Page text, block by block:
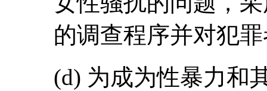
的调查程序并对犯
(d) 为成为性暴力和